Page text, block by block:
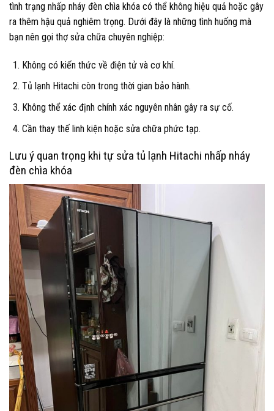
tình trạng nhấp nháy đèn chìa khóa có thể không hiệu quả hoặc gây
ra thêm hậu quả nghiêm trọng. Dưới đây là những tình huống mà
bạn nên gọi thợ sửa chữa chuyên nghiệp:
Không có kiến thức về điện tử và cơ khí.
Tủ lạnh Hitachi còn trong thời gian bảo hành.
Không thể xác định chính xác nguyên nhân gây ra sự cố.
Cần thay thế linh kiện hoặc sửa chữa phức tạp.
Lưu ý quan trọng khi tự sửa tủ lạnh Hitachi nhấp nháy
đèn chìa khóa